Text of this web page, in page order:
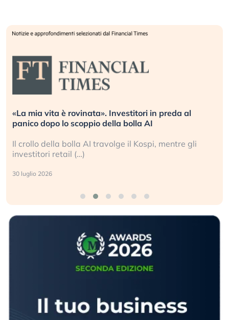
«La mia vita è rovinata». Investitori in preda al
panico dopo lo scoppio della bolla AI
Il crollo della bolla AI travolge il Kospi, mentre gli
investitori retail (…)
30 luglio 2026